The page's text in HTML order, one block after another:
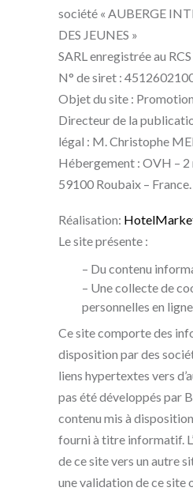
société « AUBERGE
DES JEUNES »
SARL enregistrée au
N° de siret :
Objet du site :
Directeur de la
légal : M. Christophe
Hébergement : OVH – 2
59100 Roubaix – France.
Réalisation:
Le site présente :
– Du contenu
– Une collecte de
personnelles en ligne
Ce site comporte des
disposition par des
liens hypertextes vers
pas été développés par
contenu mis à
fourni à titre informatif.
de ce site vers un autre
une validation de ce site